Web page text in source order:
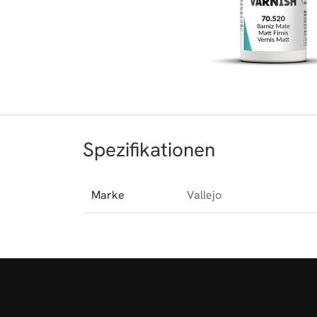
Spezifikationen
Marke Vallejo